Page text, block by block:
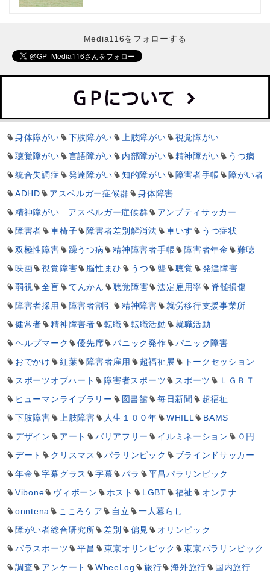
Media116をフォローする
身体障がい 下肢障がい 上肢障がい
視覚障がい
聴覚障がい
言語障がい 内部障がい 精神障がい
うつ病
統合失調症
発達障がい 知的障がい 障害者手帳
障がい者
ADHD
アスペルガー症候群
身体障害
精神障がい アスペルガー症候群
アンプティサッカー
障害者
車椅子 障害者差別解消法 車いす
うつ症状
双極性障害
躁うつ病 精神障害者手帳 障害者年金
難聴
映画
視覚障害 脳性まひ うつ 聾 聴覚
発達障害
弱視
全盲 てんかん 聴覚障害 法定雇用率
脊髄損傷
障害者採用
障害者割引 精神障害
就労移行支援事業所
健常者
精神障害者 転職 転職活動
就職活動
ヘルプマーク
優先席 パニック発作
パニック障害
おでかけ
紅葉 障害者雇用 超福祉展
トークセッション
スポーツオブハート
障害者スポーツ スポーツ
ＬＧＢＴ
ヒューマンライブラリー
図書館 毎日新聞
超福祉
下肢障害
上肢障害 人生１００年 WHILL
BAMS
デザイン
アート バリアフリー イルミネーション
０円
デート
クリスマス パラリンピック
ブラインドサッカー
年金
字幕グラス 字幕 パラ
平昌パラリンピック
Vibone
ヴィボーン ホスト LGBT 福祉
オンテナ
onntena
こころケア 自立
一人暮らし
障がい者総合研究所
差別 偏見
オリンピック
パラスポーツ
平昌 東京オリンピック
東京パラリンピック
調査
アンケート WheeLog 旅行 海外旅行 国内旅行